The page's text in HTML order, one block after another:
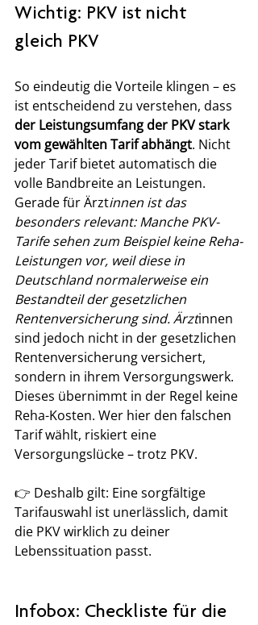
Wichtig: PKV ist nicht
gleich PKV
So eindeutig die Vorteile klingen – es
ist entscheidend zu verstehen, dass
der Leistungsumfang der PKV stark
vom gewählten Tarif abhängt. Nicht
jeder Tarif bietet automatisch die
volle Bandbreite an Leistungen.
Gerade für Ärztinnen ist das
besonders relevant: Manche PKV-
Tarife sehen zum Beispiel keine Reha-
Leistungen vor, weil diese in
Deutschland normalerweise ein
Bestandteil der gesetzlichen
Rentenversicherung sind. Ärztinnen
sind jedoch nicht in der gesetzlichen
Rentenversicherung versichert,
sondern in ihrem Versorgungswerk.
Dieses übernimmt in der Regel keine
Reha-Kosten. Wer hier den falschen
Tarif wählt, riskiert eine
Versorgungslücke – trotz PKV.
👉 Deshalb gilt: Eine sorgfältige
Tarifauswahl ist unerlässlich, damit
die PKV wirklich zu deiner
Lebenssituation passt.
Infobox: Checkliste für die